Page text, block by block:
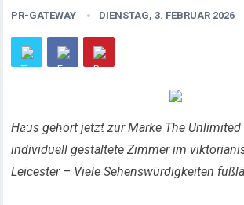
PR-GATEWAY DIENSTAG, 3. FEBRUAR 2026
Haus gehört jetzt zur Marke The
individuell gestaltete Zimmer im
Leicester – Viele Sehenswürdigkeiten